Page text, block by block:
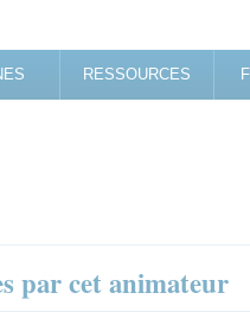
RESSOURCES
par cet animateur